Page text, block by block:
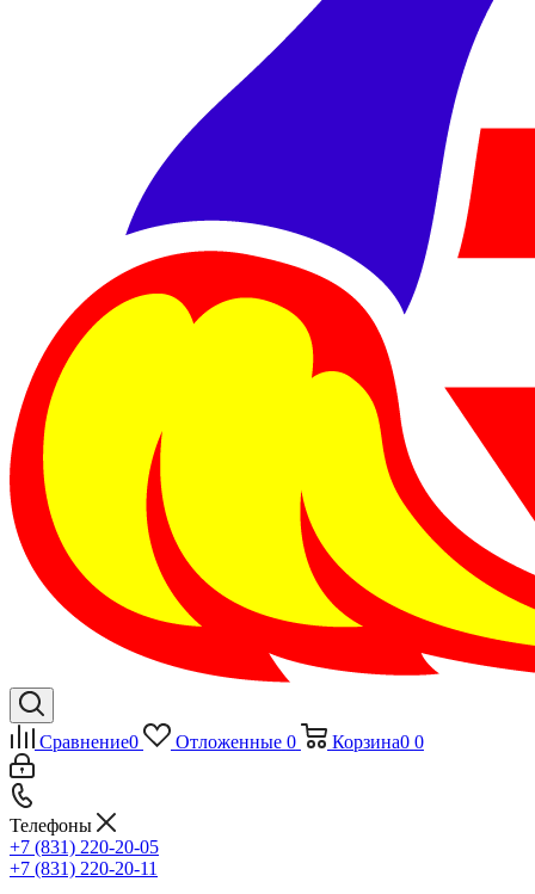
Сравнение0 Отложенные 0 Корзина0 0
Телефоны
+7 (831) 220-20-05
+7 (831) 220-20-11